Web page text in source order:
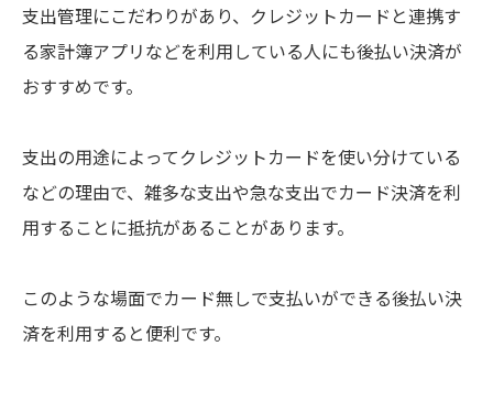
支出管理にこだわりがあり、クレジットカードと連携す
る家計簿アプリなどを利用している人にも後払い決済が
おすすめです。
支出の用途によってクレジットカードを使い分けている
などの理由で、雑多な支出や急な支出でカード決済を利
用することに抵抗があることがあります。
このような場面でカード無しで支払いができる後払い決
済を利用すると便利です。